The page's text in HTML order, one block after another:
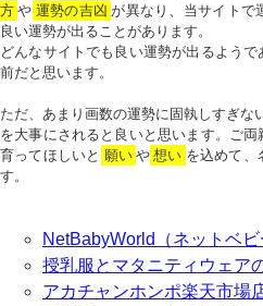
方 や 運勢の吉凶 が異なり、当サイトで
良い運勢が出ることがあります。
どんなサイトでも良い運勢が出るよう
前だと思います。
ただ、あまり画数の運勢に固執しすぎな
を大事にされると良いと思います。ご
育ってほしいと 願い や 想い を込めて、
す。
NetBabyWorld（ネットベビ
授乳服とマタニティウェア
アカチャンホンポ楽天市場